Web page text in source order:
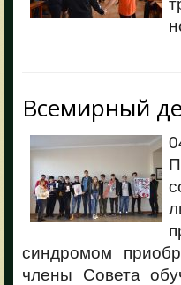
Всемирный
синдромом
члены Совета